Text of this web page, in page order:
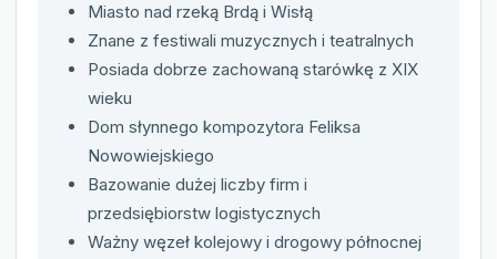
Miasto nad rzeką Brdą i Wisłą
Znane z festiwali muzycznych i teatralnych
Posiada dobrze zachowaną starówkę z XIX
wieku
Dom słynnego kompozytora Feliksa
Nowowiejskiego
Bazowanie dużej liczby firm i
przedsiębiorstw logistycznych
Ważny węzeł kolejowy i drogowy północnej